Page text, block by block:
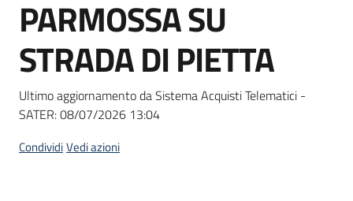
Seguici
su
PARMOSSA SU
STRADA DI PIETTA
Ultimo aggiornamento da Sistema Acquisti Telematici -
SATER:08/07/2026 13:04
CondividiVedi azioni